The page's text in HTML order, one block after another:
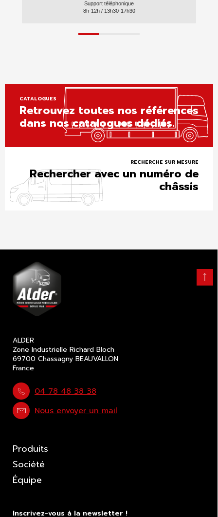
Support téléphonique
8h-12h / 13h30-17h30
CATALOGUES
Retrouvez toutes nos références
dans nos catalogues dédiés.
RECHERCHE SUR MESURE
Rechercher avec un numéro de
châssis
Retour
haut
ALDER
Zone Industrielle Richard Bloch
69700 Chassagny BEAUVALLON
France
04 78 48 38 38
Nous envoyer un mail
Produits
Société
Équipe
Inscrivez-vous à la newsletter !